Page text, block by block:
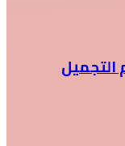
التجميل